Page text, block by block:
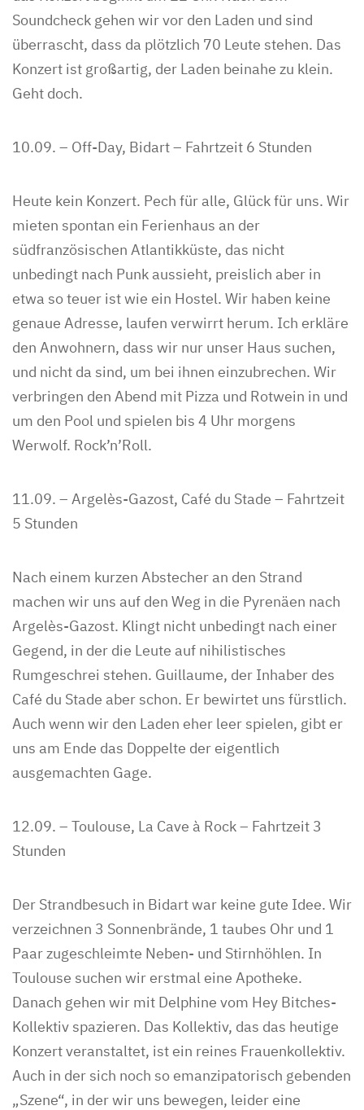
Soundcheck gehen wir vor den Laden und sind
überrascht, dass da plötzlich 70 Leute stehen. Das
Konzert ist großartig, der Laden beinahe zu klein.
Geht doch.
10.09. – Off-Day, Bidart – Fahrtzeit 6 Stunden
Heute kein Konzert. Pech für alle, Glück für uns. Wir
mieten spontan ein Ferienhaus an der
südfranzösischen Atlantikküste, das nicht
unbedingt nach Punk aussieht, preislich aber in
etwa so teuer ist wie ein Hostel. Wir haben keine
genaue Adresse, laufen verwirrt herum. Ich erkläre
den Anwohnern, dass wir nur unser Haus suchen,
und nicht da sind, um bei ihnen einzubrechen. Wir
verbringen den Abend mit Pizza und Rotwein in und
um den Pool und spielen bis 4 Uhr morgens
Werwolf. Rock’n’Roll.
11.09. – Argelès-Gazost, Café du Stade – Fahrtzeit
5 Stunden
Nach einem kurzen Abstecher an den Strand
machen wir uns auf den Weg in die Pyrenäen nach
Argelès-Gazost. Klingt nicht unbedingt nach einer
Gegend, in der die Leute auf nihilistisches
Rumgeschrei stehen. Guillaume, der Inhaber des
Café du Stade aber schon. Er bewirtet uns fürstlich.
Auch wenn wir den Laden eher leer spielen, gibt er
uns am Ende das Doppelte der eigentlich
ausgemachten Gage.
12.09. – Toulouse, La Cave à Rock – Fahrtzeit 3
Stunden
Der Strandbesuch in Bidart war keine gute Idee. Wir
verzeichnen 3 Sonnenbrände, 1 taubes Ohr und 1
Paar zugeschleimte Neben- und Stirnhöhlen. In
Toulouse suchen wir erstmal eine Apotheke.
Danach gehen wir mit Delphine vom Hey Bitches-
Kollektiv spazieren. Das Kollektiv, das das heutige
Konzert veranstaltet, ist ein reines Frauenkollektiv.
Auch in der sich noch so emanzipatorisch gebenden
„Szene“, in der wir uns bewegen, leider eine